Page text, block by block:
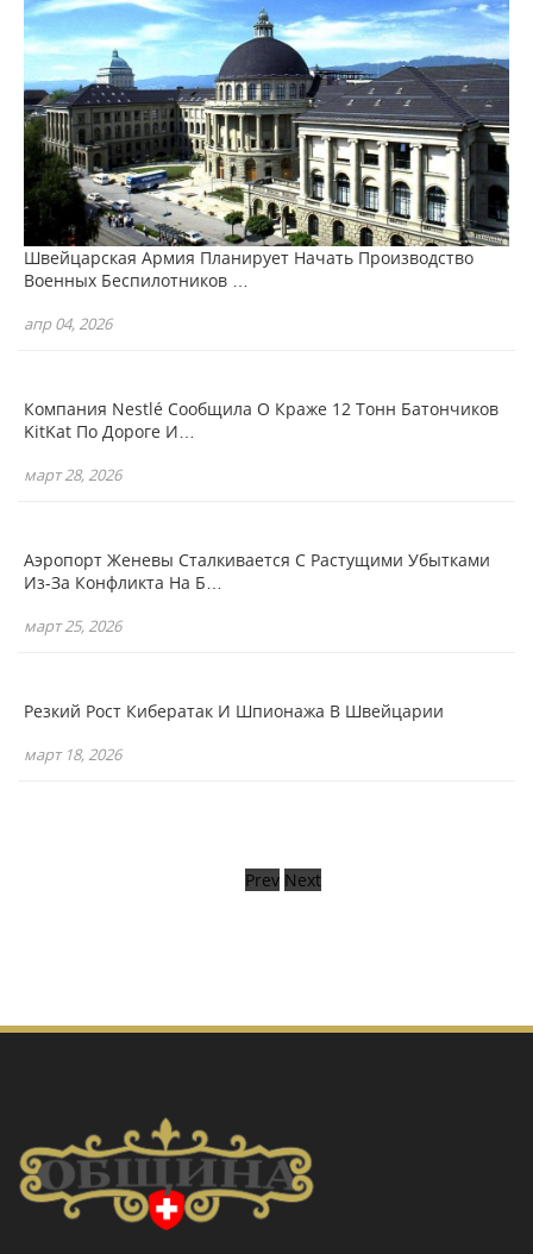
Prev Next
Швейцарская Армия Планирует Начать Производство
Военных Беспилотников …
апр 04, 2026
Компания Nestlé Сообщила О Краже 12 Тонн Батончиков
KitKat По Дороге И…
март 28, 2026
Аэропорт Женевы Сталкивается С Растущими Убытками
Из-За Конфликта На Б…
март 25, 2026
Резкий Рост Кибератак И Шпионажа В Швейцарии
март 18, 2026